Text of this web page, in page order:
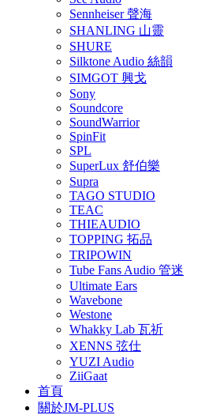
Sennheiser 聲海
SHANLING 山靈
SHURE
Silktone Audio 絲韻
SIMGOT 興戈
Sony
Soundcore
SoundWarrior
SpinFit
SPL
SuperLux 舒伯樂
Supra
TAGO STUDIO
TEAC
THIEAUDIO
TOPPING 拓品
TRIPOWIN
Tube Fans Audio 管迷
Ultimate Ears
Wavebone
Westone
Whakky Lab 瓦祈
XENNS 弦仕
YUZI Audio
ZiiGaat
首頁
關於JM-PLUS